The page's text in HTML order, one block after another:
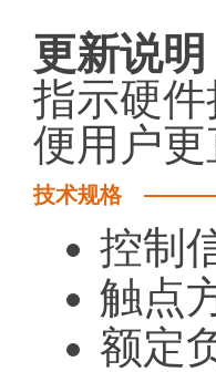
更新说明
指示硬
便用户
技术规格
控制
触点
额定